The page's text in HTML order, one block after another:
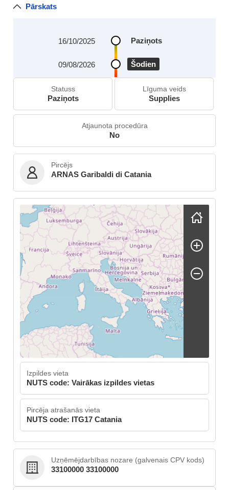
Pārskats
Paziņots
16/10/2025
Šodien
09/08/2026
Statuss
Paziņots
Līguma veids
Supplies
Atjaunota procedūra
No
Pircējs
ARNAS Garibaldi di Catania
Skip map
Izpildes vieta
NUTS code: Vairākas izpildes vietas
Pircēja atrašanās vieta
NUTS code: ITG17 Catania
Uzņēmējdarbības nozare (galvenais CPV kods)
33100000 33100000